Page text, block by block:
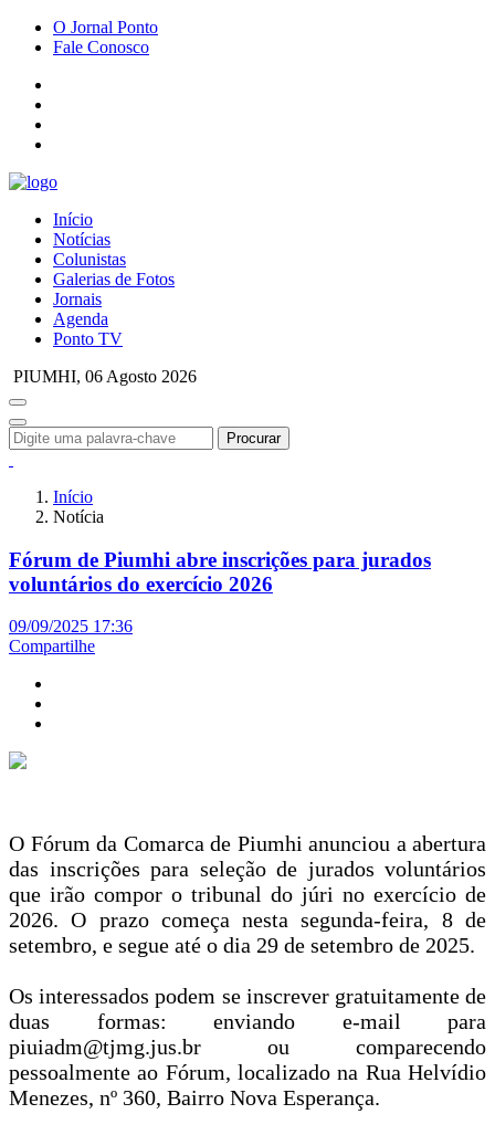
O Jornal Ponto
Fale Conosco
Início
Notícias
Colunistas
Galerias de Fotos
Jornais
Agenda
Ponto TV
PIUMHI, 06 Agosto 2026
Procurar
Início
Notícia
Fórum de Piumhi abre inscrições para jurados
voluntários do exercício 2026
09/09/2025 17:36
Compartilhe
O Fórum da Comarca de Piumhi anunciou a abertura
das inscrições para seleção de jurados voluntários
que irão compor o tribunal do júri no exercício de
2026. O prazo começa nesta segunda-feira, 8 de
setembro, e segue até o dia 29 de setembro de 2025.
Os interessados podem se inscrever gratuitamente de
duas formas: enviando e-mail para
piuiadm@tjmg.jus.br ou comparecendo
pessoalmente ao Fórum, localizado na Rua Helvídio
Menezes, nº 360, Bairro Nova Esperança.